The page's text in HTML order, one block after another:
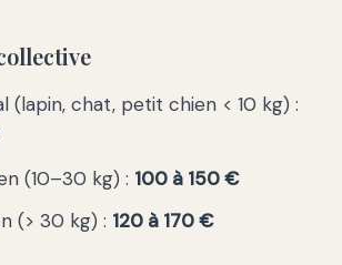
(lapin, chat, petit chien < 10 kg) :
(10–30 kg) : 100 à 150 €
(> 30 kg) : 120 à 170 €